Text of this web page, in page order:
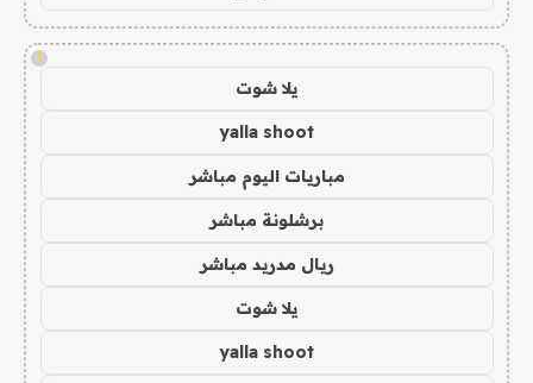
!
يلا شوت
yalla shoot
مباريات اليوم مباشر
برشلونة مباشر
ريال مدريد مباشر
يلا شوت
yalla shoot